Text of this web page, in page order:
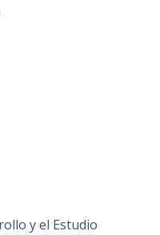
y el Estudio